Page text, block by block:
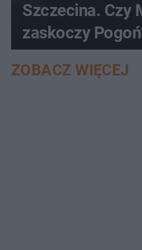
Szczecina. Czy
zaskoczy
ZOBACZ WIĘCEJ